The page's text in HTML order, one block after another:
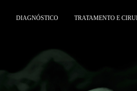
DIAGNÓSTICO TRATAMENTO E